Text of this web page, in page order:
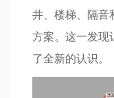
井、楼梯、隔音
方案。这一发现
了全新的认识。